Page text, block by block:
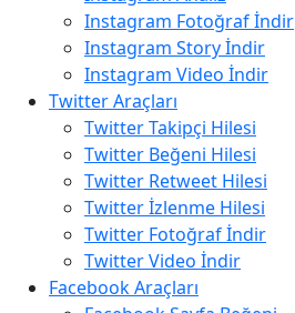
Instagram Fotoğraf İndir
Instagram Story İndir
Instagram Video İndir
Twitter Araçları
Twitter Takipçi Hilesi
Twitter Beğeni Hilesi
Twitter Retweet Hilesi
Twitter İzlenme Hilesi
Twitter Fotoğraf İndir
Twitter Video İndir
Facebook Araçları